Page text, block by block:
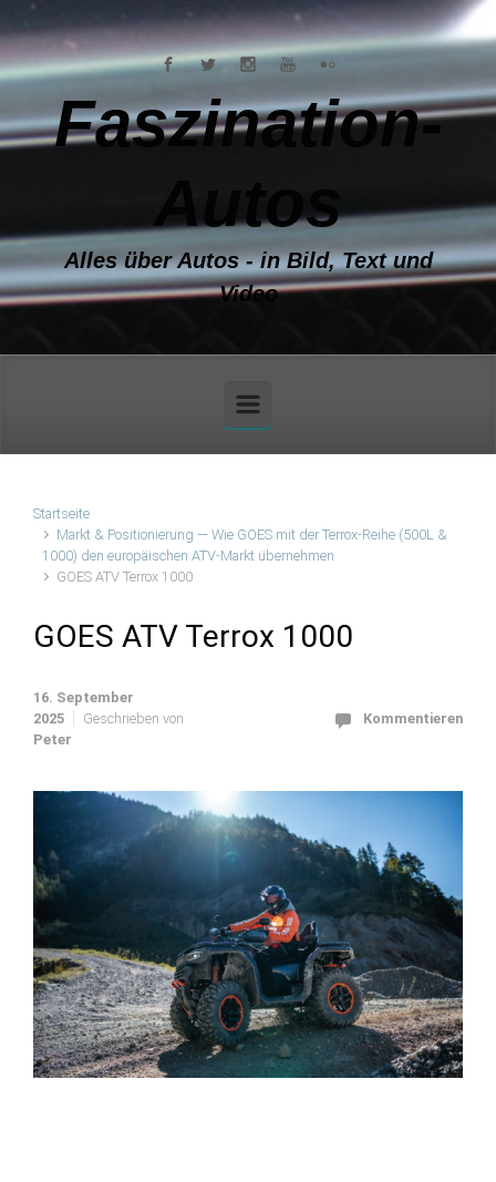
Zum Hauptinhalt springen
Faszination-
Autos
Alles über Autos - in Bild, Text und
Video
Startseite
Markt & Positionierung — Wie GOES mit der Terrox-Reihe (500L &
1000) den europäischen ATV-Markt übernehmen
GOES ATV Terrox 1000
GOES ATV Terrox 1000
16. September
2025
Geschrieben von
Peter
Kommentieren